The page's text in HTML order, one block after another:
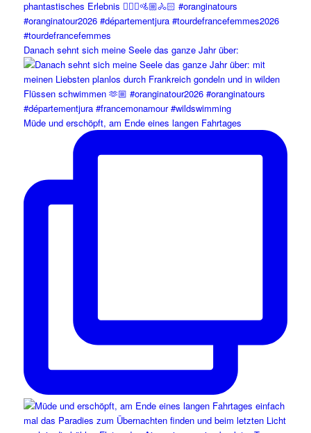
Danach sehnt sich meine Seele das ganze Jahr über:
Müde und erschöpft, am Ende eines langen Fahrtages